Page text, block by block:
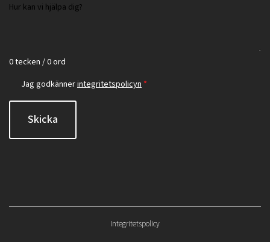
0 tecken / 0 ord
Jag godkännerintegritetspolicyn *
Skicka
Integritetspolicy